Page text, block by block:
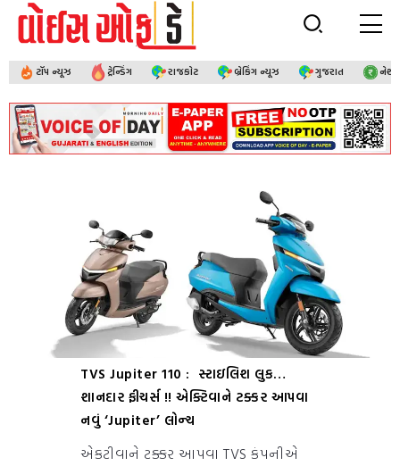
ટૉપ ન્યૂઝ ટ્રેન્ડિંગ રાજકોટ બ્રેકિંગ ન્યૂઝ ગુજરાત
TVS Jupiter 110 : સ્ટાઇલિશ લુક…
શાનદાર ફીચર્સ !! એક્ટિવાને ટક્કર આપવા
નવું ‘Jupiter’ લોન્ચ
એકટીવાને ટક્કર આપવા TVS કંપનીએ